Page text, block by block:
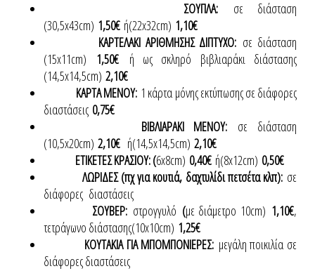
ΣΟΥΠΛΑ: σε διάσταση
(30,5x43cm) 1,50€ ή(22x32cm) 1,10€
ΚΑΡΤΕΛΑΚΙ ΑΡΙΘΜΗΣΗΣ ΔΙΠΤΥΧΟ: σε διάσταση
(15x11cm) 1,50€ ή ως σκληρό βιβλιαράκι διάστασης
(14,5x14,5cm)2,10€
ΚΑΡΤΑ ΜΕΝΟΥ: 1 κάρτα μόνης εκτύπωσης σε διάφορες
διαστάσεις 0,75€
ΒΙΒΛΙΑΡΑΚΙ ΜΕΝΟΥ: σε διάσταση
(10,5x20cm)2,10€ ή(14,5x14,5cm)2,10€
ΕΤΙΚΕΤΕΣ ΚΡΑΣΙΟΥ: (6x8cm) 0,40€ ή(8x12cm) 0,50€
ΛΩΡΙΔΕΣ (πχ για κουτιά, δαχτυλίδι πετσέτα κλπ): σε
διάφορες διαστάσεις
ΣΟΥΒΕΡ: στρογγυλό (με διάμετρο 10cm) 1,10€,
τετράγωνο διάστασης(10x10cm) 1,25€
ΚΟΥΤΑΚΙΑ ΓΙΑ ΜΠΟΜΠΟΝΙΕΡΕΣ: μεγάλη ποικιλία σε
διάφορες διαστάσεις